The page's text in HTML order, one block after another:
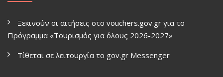
Ξεκινούν οι αιτήσεις στο vouchers.gov.gr για το
Πρόγραμμα «Τουρισμός για όλους 2026-2027»
Τίθεται σε λειτουργία το gov.gr Μessenger